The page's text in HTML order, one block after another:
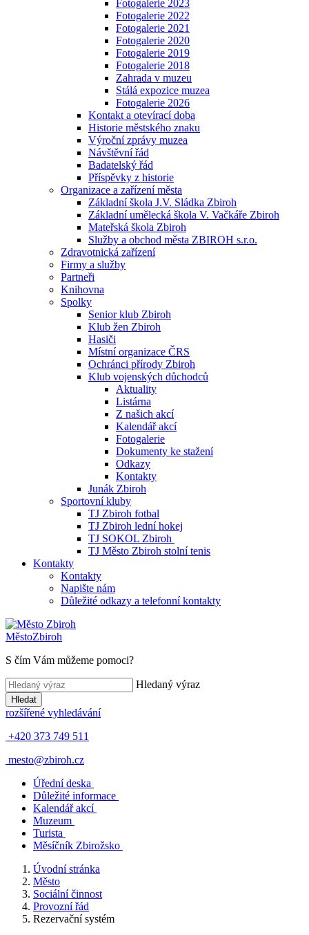
Fotogalerie 2023
Fotogalerie 2022
Fotogalerie 2021
Fotogalerie 2020
Fotogalerie 2019
Fotogalerie 2018
Zahrada v muzeu
Stálá expozice muzea
Fotogalerie 2026
Kontakt a otevírací doba
Historie městského znaku
Výroční zprávy muzea
Návštěvní řád
Badatelský řád
Příspěvky z historie
Organizace a zařízení města
Základní škola J.V. Sládka Zbiroh
Základní umělecká škola V. Vačkáře Zbiroh
Mateřská škola Zbiroh
Služby a obchod města ZBIROH s.r.o.
Zdravotnická zařízení
Firmy a služby
Partneři
Knihovna
Spolky
Senior klub Zbiroh
Klub žen Zbiroh
Hasiči
Místní organizace ČRS
Ochránci přírody Zbiroh
Klub vojenských důchodců
Aktuality
Listárna
Z našich akcí
Kalendář akcí
Fotogalerie
Dokumenty ke stažení
Odkazy
Kontakty
Junák Zbiroh
Sportovní kluby
TJ Zbiroh fotbal
TJ Zbiroh lední hokej
TJ SOKOL Zbiroh
TJ Město Zbiroh stolní tenis
Kontakty
Kontakty
Napište nám
Důležité odkazy a telefonní kontakty
MěstoZbiroh
S čím Vám můžeme pomoci?
Hledaný výraz
Hledat
rozšířené vyhledávání
+420 373 749 511
mesto@zbiroh.cz
Úřední deska
Důležité informace
Kalendář akcí
Muzeum
Turista
Měsíčník Zbirožsko
Úvodní stránka
Město
Sociální činnost
Provozní řád
Rezervační systém